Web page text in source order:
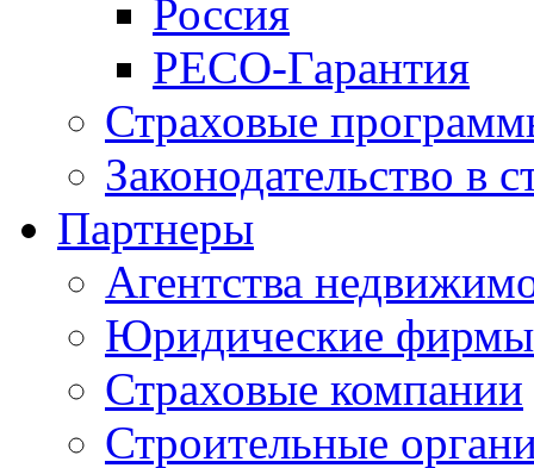
Россия
РЕСО-Гарантия
Страховые
Законодательство в
Партнеры
Агентства
Юридические фирмы
Страховые компании
Строительные